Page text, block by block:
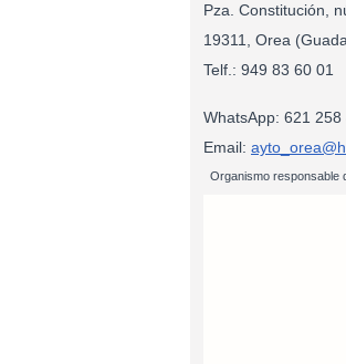
Pza. Constitución,
19311, Orea
Telf.:
WhatsApp: 621 258
Email:
Organismo responsable